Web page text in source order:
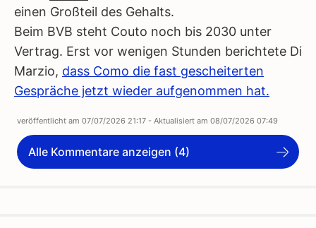
einen Großteil des Gehalts.
Beim BVB steht Couto noch bis 2030 unter
Vertrag. Erst vor wenigen Stunden berichtete Di
Marzio, dass Como die fast gescheiterten
Gespräche jetzt wieder aufgenommen hat.
veröffentlicht am 07/07/2026 21:17 - Aktualisiert am 08/07/2026 07:49
Alle Kommentare anzeigen (4)